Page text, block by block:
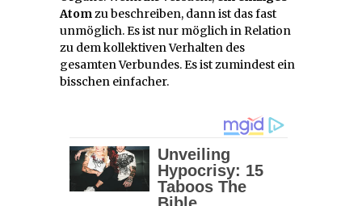
Atomzu beschreiben, dann ist das fast
unmöglich. Es ist nur möglich in Relation
zu dem kollektiven Verhalten des
gesamten Verbundes. Es ist zumindest ein
bisschen einfacher.